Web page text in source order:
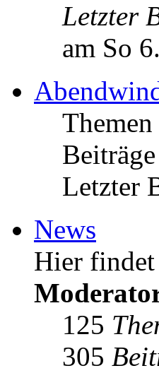
Letzter
am So
Themen
Beiträge
Letzter
News
Hier findet
125
305